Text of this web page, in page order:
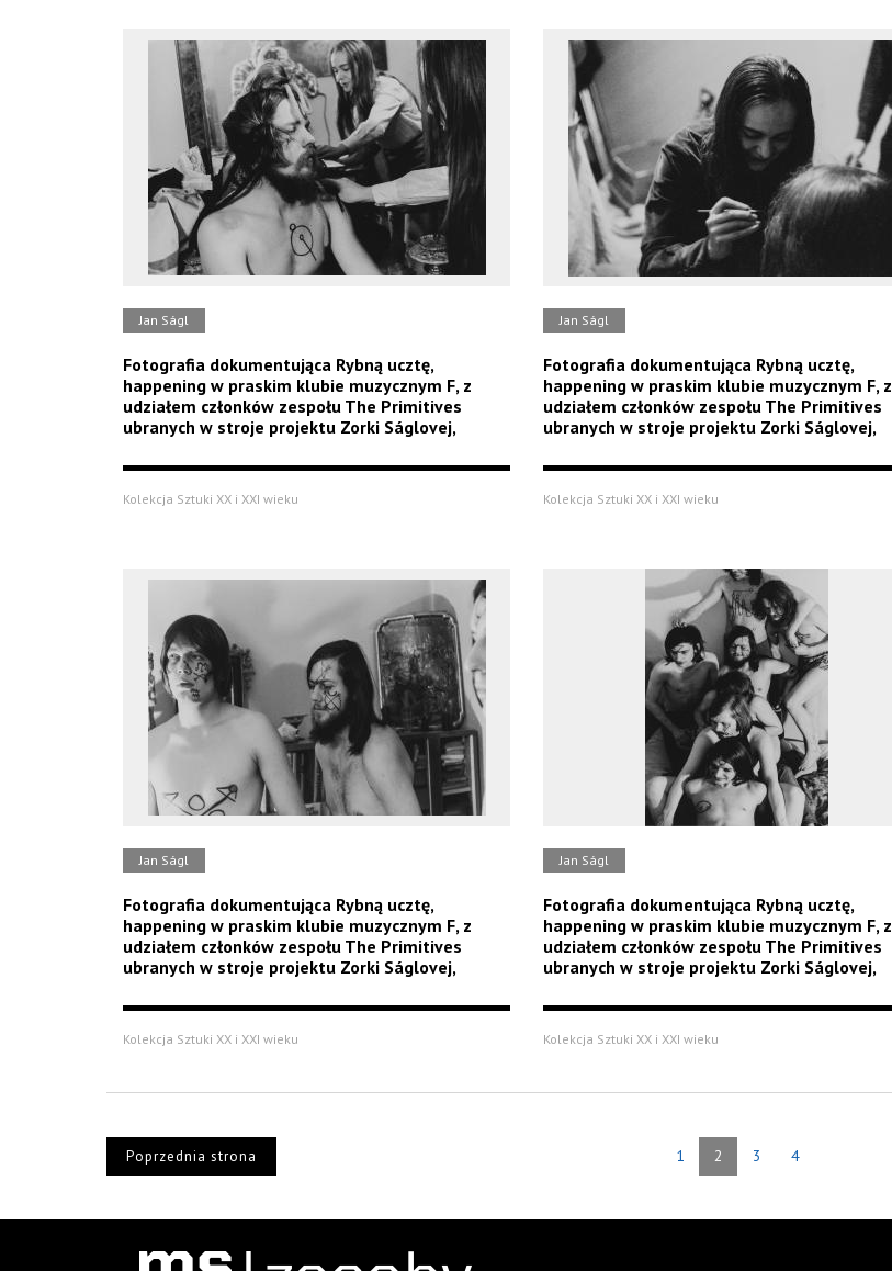
Jan Ságl
Fotografia dokumentująca Rybną ucztę,
happening w praskim klubie muzycznym F, z
udziałem członków zespołu The Primitives
ubranych w stroje projektu Zorki Ságlovej,
Kolekcja Sztuki XX i XXI wieku
Jan Ságl
Fotografia dokumentująca Rybną ucztę,
happening w praskim klubie muzycznym F, z
udziałem członków zespołu The Primitives
ubranych w stroje projektu Zorki Ságlovej,
Kolekcja Sztuki XX i XXI wieku
Jan Ságl
Fotografia dokumentująca Rybną ucztę,
happening w praskim klubie muzycznym F, z
udziałem członków zespołu The Primitives
ubranych w stroje projektu Zorki Ságlovej,
Kolekcja Sztuki XX i XXI wieku
Jan Ságl
Fotografia dokumentująca Rybną ucztę,
happening w praskim klubie muzycznym F, z
udziałem członków zespołu The Primitives
ubranych w stroje projektu Zorki Ságlovej,
Kolekcja Sztuki XX i XXI wieku
Poprzednia strona 1 2 3 4